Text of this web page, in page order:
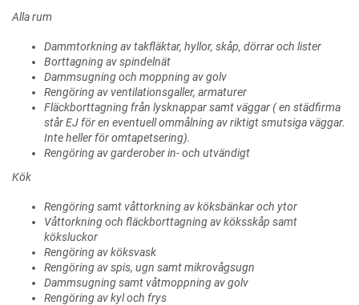
Alla rum
Dammtorkning av takfläktar, hyllor, skåp, dörrar och lister
Borttagning av spindelnät
Dammsugning och moppning av golv
Rengöring av ventilationsgaller, armaturer
Fläckborttagning från lysknappar samt väggar ( en städfirma
står EJ för en eventuell ommålning av riktigt smutsiga väggar.
Inte heller för omtapetsering).
Rengöring av garderober in- och utvändigt
Kök
Rengöring samt våttorkning av köksbänkar och ytor
Våttorkning och fläckborttagning av köksskåp samt
köksluckor
Rengöring av köksvask
Rengöring av spis, ugn samt mikrovågsugn
Dammsugning samt våtmoppning av golv
Rengöring av kyl och frys